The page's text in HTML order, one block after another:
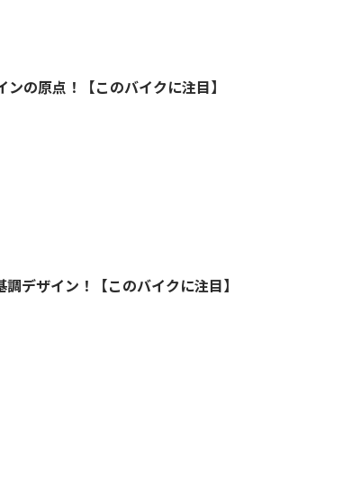
の原点！【このバイクに注目】
デザイン！【このバイクに注目】